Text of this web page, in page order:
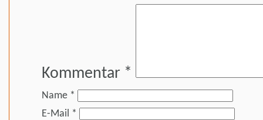
Kommentar *
Name *
E-Mail *